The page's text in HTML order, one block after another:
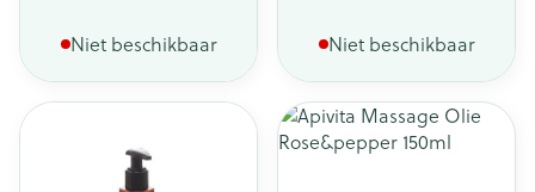
Niet beschikbaar Niet beschikbaar